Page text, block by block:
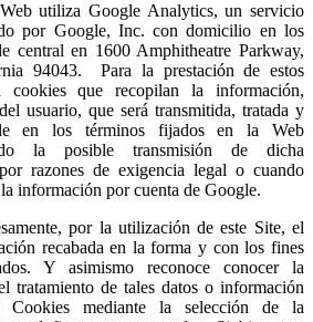
utiliza Google Analytics, un servicio
por Google, Inc. con domicilio en los
central en 1600 Amphitheatre Parkway,
94043. Para la prestación de estos
cookies que recopilan la información,
usuario, que será transmitida, tratada y
en los términos fijados en la Web
la posible transmisión de dicha
razones de exigencia legal o cuando
información por cuenta de Google.
por la utilización de este Site, el
recabada en la forma y con los fines
Y asimismo reconoce conocer la
tratamiento de tales datos o información
Cookies mediante la selección de la